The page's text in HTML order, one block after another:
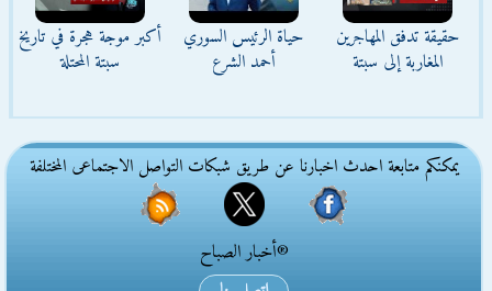
حقيقة تدفق المهاجرين
المغاربة إلى سبتة
حياة الرئيس السوري
أحمد الشرع
أكبر موجة هجرة في تاريخ
سبتة المحتلة
يمكنكم متابعة احدث اخبارنا عن طريق شبكات التواصل الاجتماعى المختلفة
®أخبار الصباح